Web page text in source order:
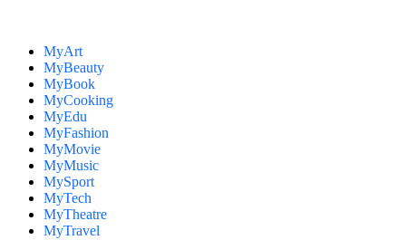
MyArt
MyBeauty
MyBook
MyCooking
MyEdu
MyFashion
MyMovie
MyMusic
MySport
MyTech
MyTheatre
MyTravel